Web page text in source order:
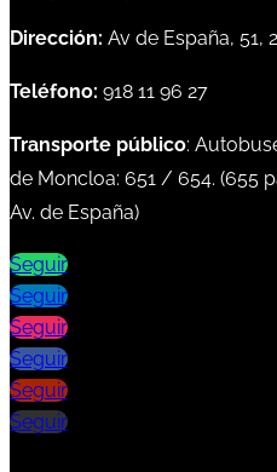
Dirección: Av de España, 51,
Teléfono: 918 11 96 27
Transporte público:
de Moncloa: 651 / 654. (655
Av. de España)
Seguir
Seguir
Seguir
Seguir
Seguir
Seguir